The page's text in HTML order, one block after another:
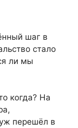
шаг в
стало
ли мы
когда? На
перешёл в